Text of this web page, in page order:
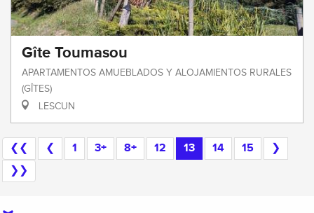
Gîte Toumasou
APARTAMENTOS AMUEBLADOS Y ALOJAMIENTOS RURALES
(GÎTES)
LESCUN
❮❮ ❮ 1 3+ 8+ 12 13 14 15
❯
❯❯